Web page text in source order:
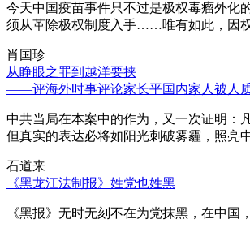
今天中国疫苗事件只不过是极权毒瘤外化
须从革除极权制度入手……唯有如此，因
肖国珍
从睁眼之罪到越洋要挟
——评海外时事评论家长平国内家人被人
中共当局在本案中的作为，又一次证明：
但真实的表达必将如阳光刺破雾霾，照亮中
石道来
《黑龙江法制报》姓党也姓黑
《黑报》无时无刻不在为党抹黑，在中国